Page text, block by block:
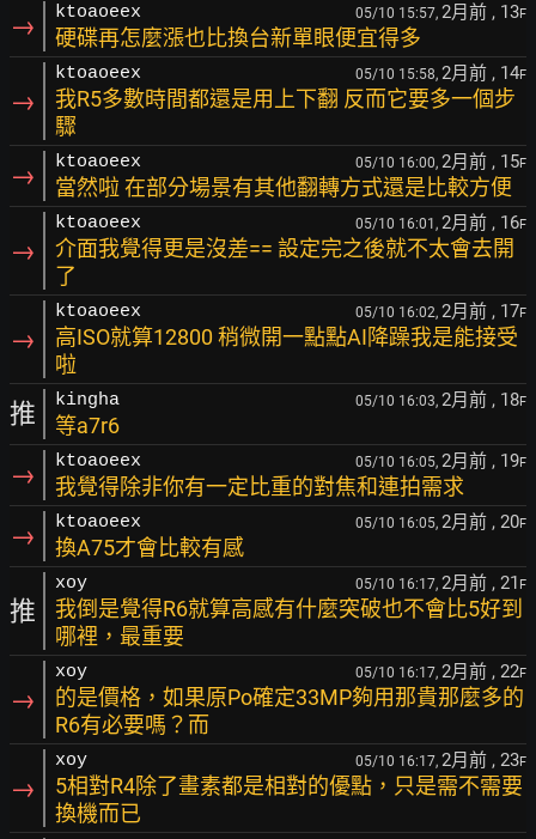
→ ktoaoeex 05/10 15:57, 2月前 , 13F
硬碟再怎麼漲也比換台新單眼便宜得多
→
ktoaoeex 05/10 15:58, 2月前 , 14F
我R5多數時間都還是用上下翻 反而它要多一個步
驟
→ ktoaoeex 05/10 16:00, 2月前 , 15F
當然啦 在部分場景有其他翻轉方式還是比較方便
→
ktoaoeex 05/10 16:01, 2月前 , 16F
介面我覺得更是沒差== 設定完之後就不太會去開
了
→
ktoaoeex 05/10 16:02, 2月前 , 17F
高ISO就算12800 稍微開一點點AI降躁我是能接受
啦
推 kingha 05/10 16:03, 2月前 , 18F
等a7r6
→ ktoaoeex 05/10 16:05, 2月前 , 19F
我覺得除非你有一定比重的對焦和連拍需求
→ ktoaoeex 05/10 16:05, 2月前 , 20F
換A75才會比較有感
推
xoy 05/10 16:17, 2月前 , 21 F
我倒是覺得R6就算高感有什麼突破也不會比5好到
哪裡，最重要
→
xoy 05/10 16:17, 2月前 , 22F
的是價格，如果原Po確定33MP夠用那貴那麼多的
R6有必要嗎？而
→
xoy 05/10 16:17, 2月前 , 23F
5相對R4除了畫素都是相對的優點，只是需不需要
換機而已